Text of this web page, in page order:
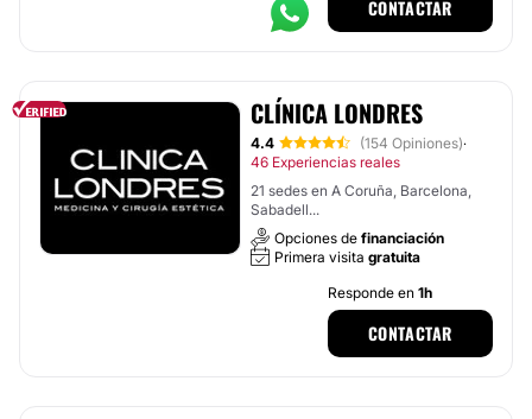
CONTACTAR
CLÍNICA LONDRES
4.4 (154 Opiniones)·
46 Experiencias reales
21 sedes en A Coruña, Barcelona,
Sabadell...
Opciones de financiación
Primera visita gratuita
Responde en 1h
CONTACTAR